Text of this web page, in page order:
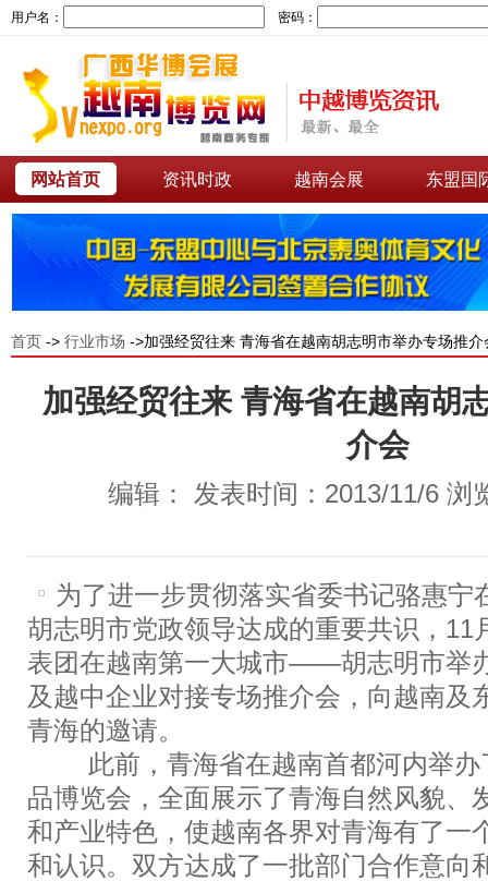
用户名： 密码：
网站首页 资讯时政 越南会展 东盟国
首页 -> 行业市场 ->加强经贸往来 青海省在越南胡志明市举办专场推介
加强经贸往来 青海省在越南胡
介会
编辑： 发表时间：2013/11/6 浏
为了进一步贯彻落实省委书记骆惠宁
胡志明市党政领导达成的重要共识，11
表团在越南第一大城市——胡志明市举
及越中企业对接专场推介会，向越南及
青海的邀请。
此前，青海省在越南首都河内举办
品博览会，全面展示了青海自然风貌、
和产业特色，使越南各界对青海有了一
和认识。双方达成了一批部门合作意向